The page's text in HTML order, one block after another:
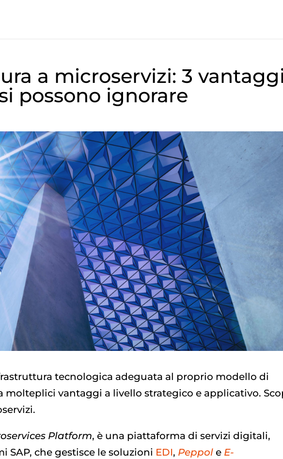
a microservizi: 3
possono ignorare
tecnologica adeguata al proprio modello di
molteplici vantaggi a livello strategico e applicativo.
Platform, è una piattaforma di servizi digitali,
SAP, che gestisce le soluzioni EDI, Peppol e E-